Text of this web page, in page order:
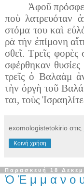
Ἀ­φοῦ
ποὺ λα­τρευ­ό­ταν
στό­μα του καὶ
ρὰ τὴν ἐ­πί­μο­νη
σθεῖ. Τρεῖς
σφέρ­θη­καν θυ­σί­ες
τρεῖς ὁ Βα­λα­ὰμ
τὴν ὀρ­γὴ τοῦ
ται, τοὺς
exomologistetokirio στις
Κοινή χρήση
Παρασκευή 18
Ὁ Ἐ μ μ α ν ο